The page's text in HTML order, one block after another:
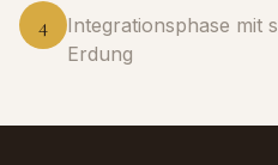
4
Integrationsphase mit
Erdung